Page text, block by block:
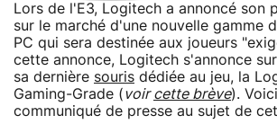
Lors de l'E3, Logitech a annoncé son
sur le marché d'une nouvelle gamme
PC qui sera destinée aux joueurs
cette annonce, Logitech s'annonce
sa dernière souris dédiée au jeu, la
Gaming-Grade (voircette brève).
communiqué de presse au sujet de